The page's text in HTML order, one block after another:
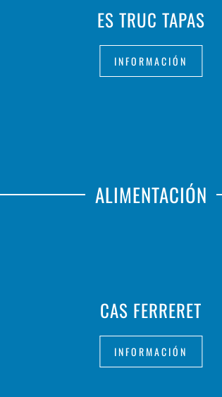
ES TRUC TAPAS
INFORMACIÓN
ALIMENTACIÓN
CAS FERRERET
INFORMACIÓN